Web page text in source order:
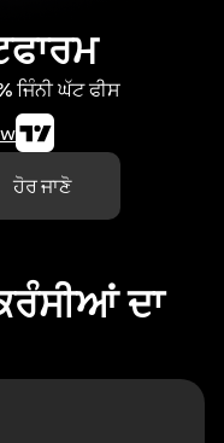
ਜਿੰਨੀ ਘੱਟ ਫੀਸ
ਹੋਰ ਜਾਣੋ
ਦਾ